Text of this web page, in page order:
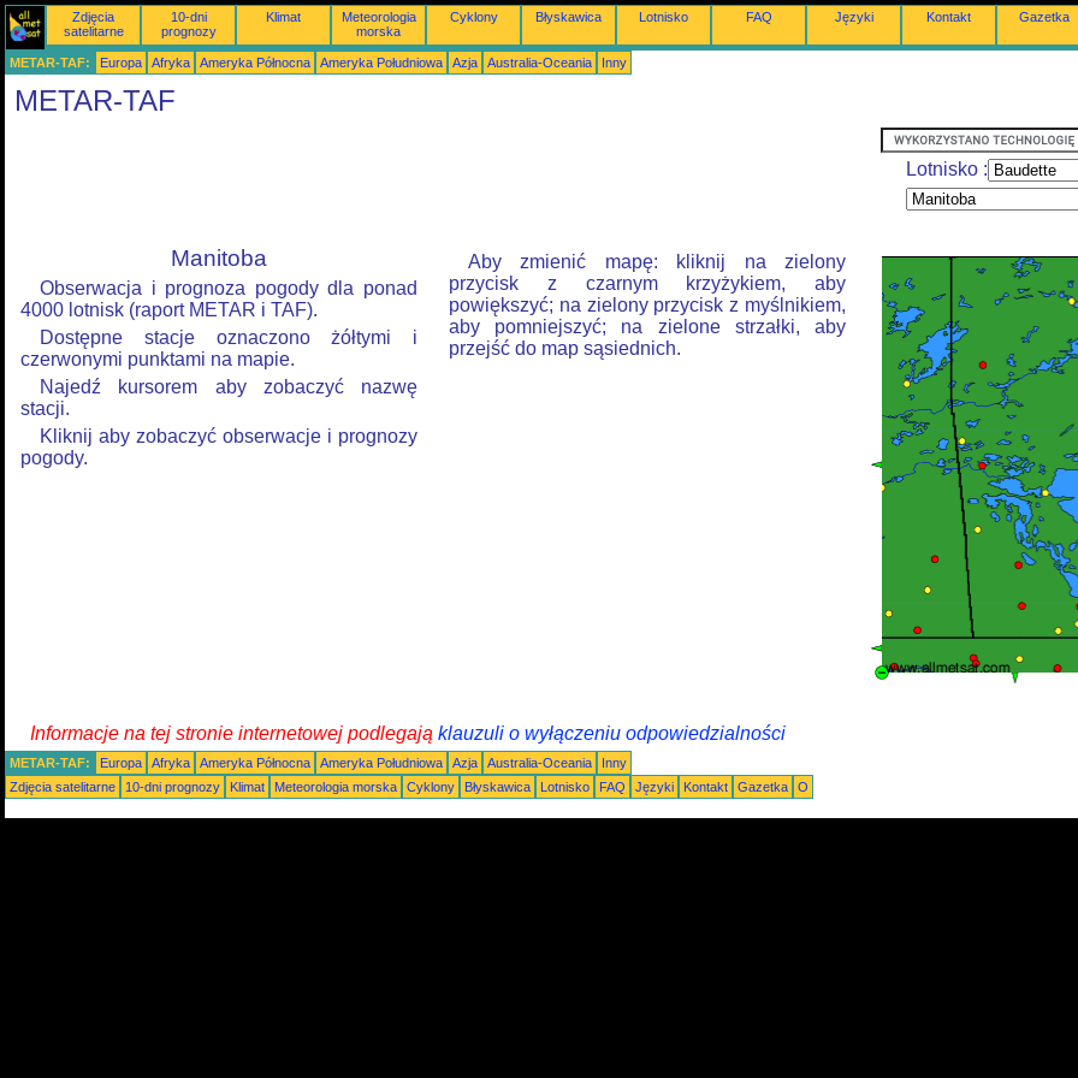
Zdjęcia
satelitarne
10-dni
prognozy
Klimat
Meteorologia
morska
Cyklony Błyskawica Lotnisko FAQ Języki Kontakt Gazetka
METAR-TAF: Europa Afryka Ameryka Północna Ameryka Południowa Azja Australia-Oceania Inny
METAR-TAF
Lotnisko :
Manitoba
Obserwacja i prognoza pogody dla ponad
4000 lotnisk (raport METAR i TAF).
Dostępne stacje oznaczono żółtymi i
czerwonymi punktami na mapie.
Najedź kursorem aby zobaczyć nazwę
stacji.
Kliknij aby zobaczyć obserwacje i prognozy
pogody.
Aby zmienić mapę: kliknij na zielony
przycisk z czarnym krzyżykiem, aby
powiększyć; na zielony przycisk z myślnikiem,
aby pomniejszyć; na zielone strzałki, aby
przejść do map sąsiednich.
Informacje na tej stronie internetowej podlegają klauzuli o wyłączeniu odpowiedzialności
METAR-TAF: Europa Afryka Ameryka Północna Ameryka Południowa Azja Australia-Oceania
Inny
Zdjęcia satelitarne
10-dni prognozy Klimat Meteorologia morska Cyklony Błyskawica Lotnisko FAQ Języki Kontakt Gazetka O